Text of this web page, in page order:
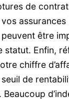
de
assurances
être
statut. Enfin,
chiffre
de
Beaucoup